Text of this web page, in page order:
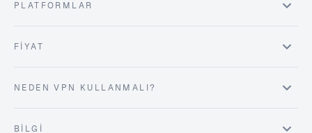
PLATFORMLAR
FIYAT
NEDEN VPN KULLANMALI?
BILGI